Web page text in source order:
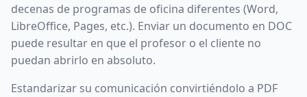
decenas de programas de oficina diferentes (Word,
LibreOffice, Pages, etc.). Enviar un documento en DOC
puede resultar en que el profesor o el cliente no
puedan abrirlo en absoluto.
Estandarizar su comunicación convirtiéndolo a PDF